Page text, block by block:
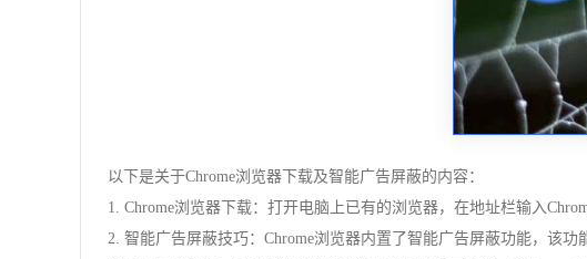
以下是关于Chrome浏览器下载及智能广告屏蔽的内容：
1. Chrome浏览器下载：打开电脑上已有的浏览器，在地址栏输入
2. 智能广告屏蔽技巧：Chrome浏览器内置了智能广告屏蔽功能，该